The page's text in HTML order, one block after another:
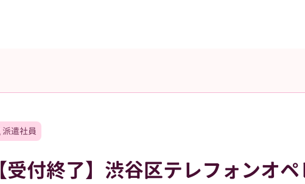
派遣社員
【受付終了】渋谷区テレフォンオ